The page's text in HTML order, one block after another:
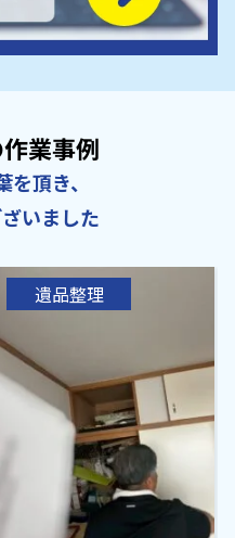
業事例
頂き、
いました
遺品整理